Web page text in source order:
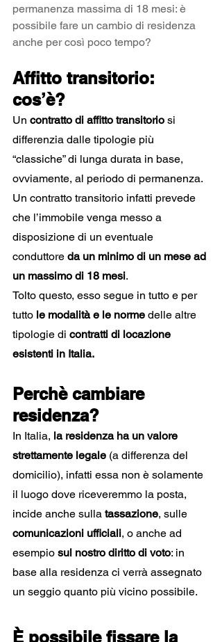
permanenza massima di 18 mesi: è
possibile fare un cambio di residenza
anche per così poco tempo?
Affitto transitorio:
cos’è?
Un contratto di affitto transitorio si
differenzia dalle tipologie più
“classiche” di lunga durata in base,
ovviamente, al periodo di permanenza.
Un contratto transitorio infatti prevede
che l’immobile venga messo a
disposizione di un eventuale
conduttore da un minimo di un mese ad
un massimo di 18 mesi.
Tolto questo, esso segue in tutto e per
tutto le modalità e le norme delle altre
tipologie di contratti di locazione
esistenti in Italia.
Perchè cambiare
residenza?
In Italia, la residenza ha un valore
strettamente legale (a differenza del
domicilio), infatti essa non è solamente
il luogo dove riceveremmo la posta,
incide anche sulla tassazione, sulle
comunicazioni ufficiali, o anche ad
esempio sul nostro diritto di voto: in
base alla residenza ci verrà assegnato
un seggio quanto più vicino possibile.
È possibile fissare la